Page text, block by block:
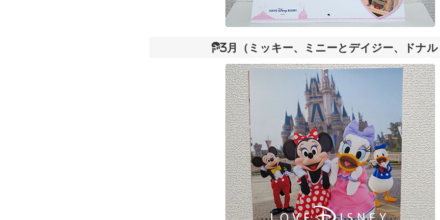
3月（ミッキー、ミニーとデイジー、ドナ